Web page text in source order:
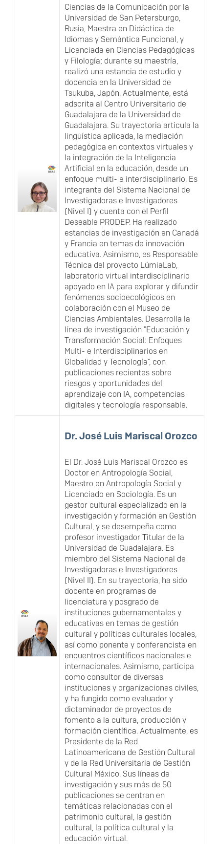
Ciencias de la Comunicación por la
Universidad de San Petersburgo,
Rusia, Maestra en Didáctica de
Idiomas y Semántica Funcional, y
Licenciada en Ciencias Pedagógicas
y Filología; durante su maestría,
realizó una estancia de estudio y
docencia en la Universidad de
Tsukuba, Japón. Actualmente, está
adscrita al Centro Universitario de
Guadalajara de la Universidad de
Guadalajara. Su trayectoria articula la
lingüística aplicada, la mediación
pedagógica en contextos virtuales y
la integración de la Inteligencia
Artificial en la educación, desde un
enfoque multi- e interdisciplinario. Es
integrante del Sistema Nacional de
Investigadoras e Investigadores
(Nivel I) y cuenta con el Perfil
Deseable PRODEP. Ha realizado
estancias de investigación en Canadá
y Francia en temas de innovación
educativa. Asimismo, es Responsable
Técnica del proyecto LúmiaLab,
laboratorio virtual interdisciplinario
apoyado en IA para explorar y difundir
fenómenos socioecológicos en
colaboración con el Museo de
Ciencias Ambientales. Desarrolla la
línea de investigación "Educación y
Transformación Social: Enfoques
Multi- e Interdisciplinarios en
Globalidad y Tecnología", con
publicaciones recientes sobre
riesgos y oportunidades del
aprendizaje con IA, competencias
digitales y tecnología responsable.
Dr. José Luis Mariscal Orozco
El Dr. José Luis Mariscal Orozco es
Doctor en Antropología Social,
Maestro en Antropología Social y
Licenciado en Sociología. Es un
gestor cultural especializado en la
investigación y formación en Gestión
Cultural, y se desempeña como
profesor investigador Titular de la
Universidad de Guadalajara. Es
miembro del Sistema Nacional de
Investigadoras e Investigadores
(Nivel II). En su trayectoria, ha sido
docente en programas de
licenciatura y posgrado de
instituciones gubernamentales y
educativas en temas de gestión
cultural y políticas culturales locales,
así como ponente y conferencista en
encuentros científicos nacionales e
internacionales. Asimismo, participa
como consultor de diversas
instituciones y organizaciones civiles,
y ha fungido como evaluador y
dictaminador de proyectos de
fomento a la cultura, producción y
formación científica. Actualmente, es
Presidente de la Red
Latinoamericana de Gestión Cultural
y de la Red Universitaria de Gestión
Cultural México. Sus líneas de
investigación y sus más de 50
publicaciones se centran en
temáticas relacionadas con el
patrimonio cultural, la gestión
cultural, la política cultural y la
educación virtual.